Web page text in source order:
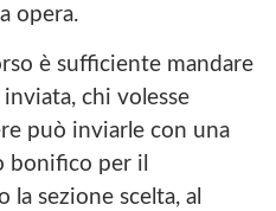
opera.
è sufficiente mandare
chi volesse
può inviarle con una
bonifico per il
la sezione scelta, al